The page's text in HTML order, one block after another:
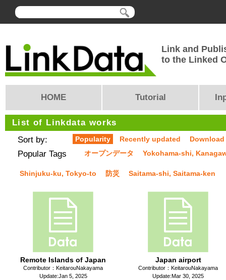
Link and
to the Linked
HOME Tutorial
List of Linkdata works
Sort by:
Popularity Recently updated
Popular Tags オープンデータ Yokohama-shi,
Shinjuku-ku, Tokyo-to 防災 Saitama-shi, Saitama-ken
Remote Islands of Japan
Contributor：KeitarouNakayama
Update:Jan 5, 2025
Japan airport
Contributor：KeitarouNakayama
Update:Mar 30, 2025